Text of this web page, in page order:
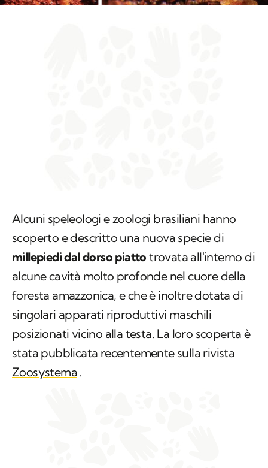
Alcuni speleologi e zoologi brasiliani hanno
scoperto e descritto una nuova specie di
millepiedi dal dorso piatto trovata all'interno di
alcune cavità molto profonde nel cuore della
foresta amazzonica, e che è inoltre dotata di
singolari apparati riproduttivi maschili
posizionati vicino alla testa. La loro scoperta è
stata pubblicata recentemente sulla rivista
Zoosystema.